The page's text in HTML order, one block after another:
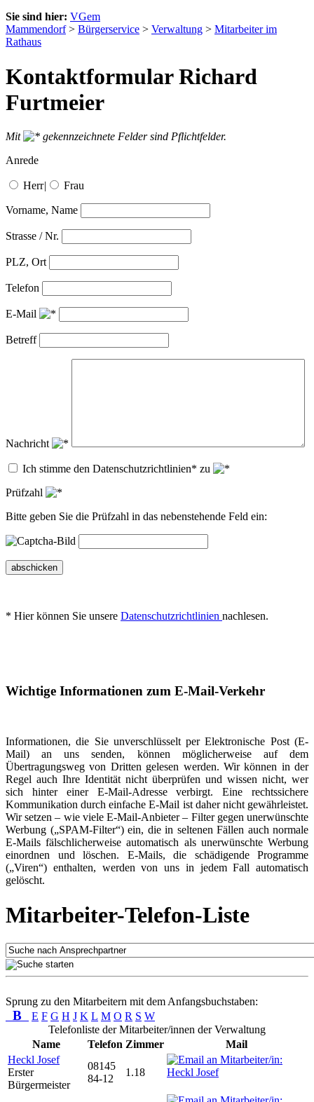
Sie sind hier: VGem
Mammendorf> Bürgerservice > Verwaltung > Mitarbeiter im
Rathaus
Kontaktformular Richard
Furtmeier
Mit
gekennzeichnete Felder sind Pflichtfelder.
Anrede
Herr| Frau
Vorname, Name
Strasse / Nr.
PLZ, Ort
Telefon
E-Mail
Betreff
Nachricht
Ich stimme den Datenschutzrichtlinien* zu
Prüfzahl
Bitte geben Sie die Prüfzahl in das nebenstehende Feld ein:
abschicken
* Hier können Sie unsere Datenschutzrichtlinien nachlesen.
Wichtige Informationen zum E-Mail-Verkehr
Informationen, die Sie unverschlüsselt per Elektronische Post (E-
Mail) an uns senden, können möglicherweise auf dem
Übertragungsweg von Dritten gelesen werden. Wir können in der
Regel auch Ihre Identität nicht überprüfen und wissen nicht, wer
sich hinter einer E-Mail-Adresse verbirgt. Eine rechtssichere
Kommunikation durch einfache E-Mail ist daher nicht gewährleistet.
Wir setzen – wie viele E-Mail-Anbieter – Filter gegen unerwünschte
Werbung („SPAM-Filter“) ein, die in seltenen Fällen auch normale
E-Mails fälschlicherweise automatisch als unerwünschte Werbung
einordnen und löschen. E-Mails, die schädigende Programme
(„Viren“) enthalten, werden von uns in jedem Fall automatisch
gelöscht.
Mitarbeiter-Telefon-Liste
Sprung zu den Mitarbeitern mit dem Anfangsbuchstaben:
B E F G H J K L M O R S W
Telefonliste der Mitarbeiter/innen der Verwaltung
Name
Telefon Zimmer
Mail
Heckl Josef
Erster
Bürgermeister
08145
84-12
1.18